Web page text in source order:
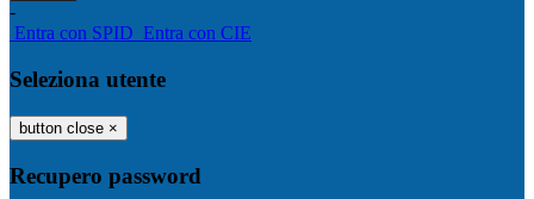
-
Entra con SPID Entra con CIE
Seleziona utente
button close ×
Recupero password